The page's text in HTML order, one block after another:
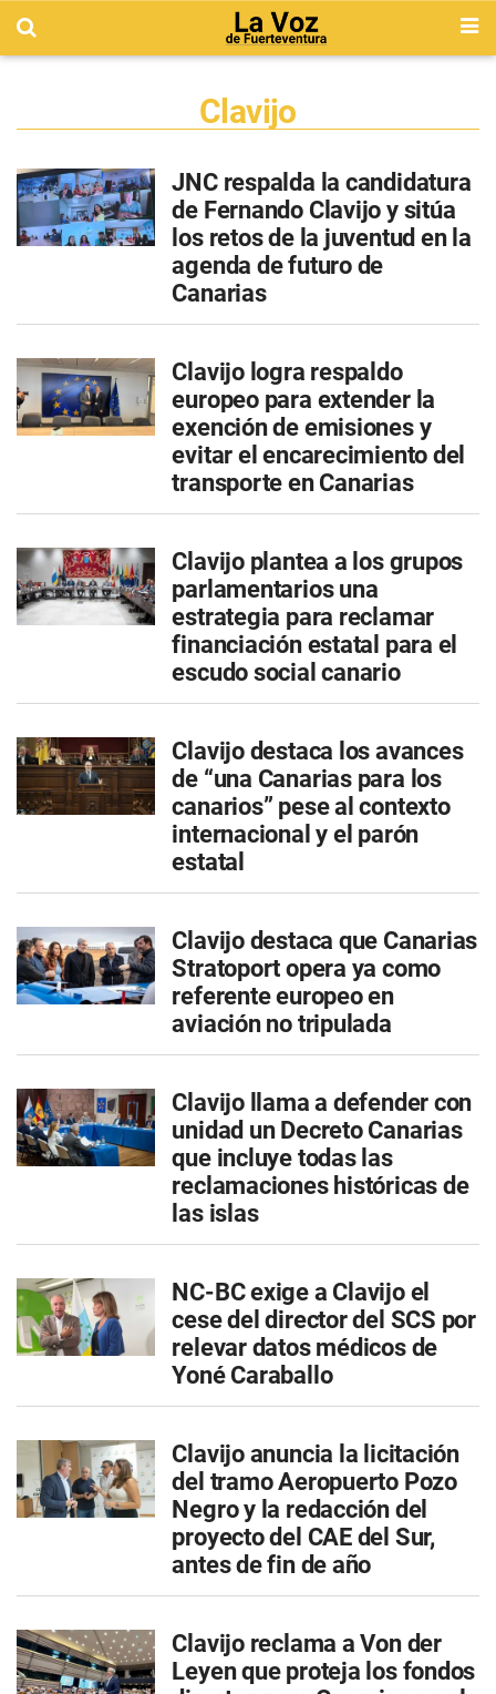
Clavijo
JNC respalda la candidatura
de Fernando Clavijo y sitúa
los retos de la juventud en la
agenda de futuro de
Canarias
Clavijo logra respaldo
europeo para extender la
exención de emisiones y
evitar el encarecimiento del
transporte en Canarias
Clavijo plantea a los grupos
parlamentarios una
estrategia para reclamar
financiación estatal para el
escudo social canario
Clavijo destaca los avances
de “una Canarias para los
canarios” pese al contexto
internacional y el parón
estatal
Clavijo destaca que Canarias
Stratoport opera ya como
referente europeo en
aviación no tripulada
Clavijo llama a defender con
unidad un Decreto Canarias
que incluye todas las
reclamaciones históricas de
las islas
NC-BC exige a Clavijo el
cese del director del SCS por
relevar datos médicos de
Yoné Caraballo
Clavijo anuncia la licitación
del tramo Aeropuerto Pozo
Negro y la redacción del
proyecto del CAE del Sur,
antes de fin de año
Clavijo reclama a Von der
Leyen que proteja los fondos